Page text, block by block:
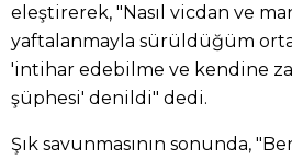
eleştirerek, "Nasıl vicdan ve
yaftalanmayla sürüldüğüm
'intihar edebilme ve kendine
şüphesi' denildi" dedi.
Şık savunmasının sonunda,